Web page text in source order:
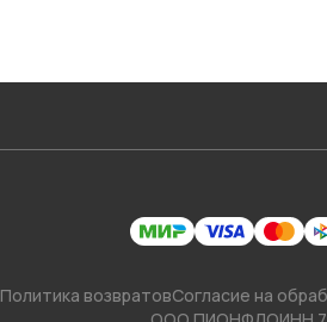
Политика возвратовСогласие на